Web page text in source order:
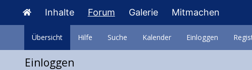
Inhalte Forum Galerie Mitmachen
Übersicht Hilfe Suche Kalender Einloggen
Einloggen